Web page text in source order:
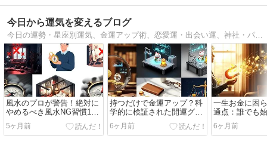
今日から運気を変えるブログ
風水のプロが警告！絶対に
やめるべき風水NG習慣10
5ヶ月前
持つだけで金運アップ？科
学的に検証された開運グッ
ズの真実と選び方
6ヶ月前
一生お金に困
通点：誰でも
運体質への改
6ヶ月前